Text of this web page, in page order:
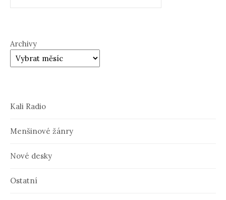
Archivy
Kali Radio
Menšinové žánry
Nové desky
Ostatní